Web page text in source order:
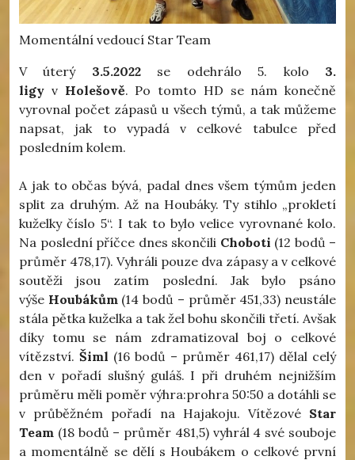
Momentální vedoucí Star Team
V úterý 3.5.2022se odehrálo 5. kolo 3.
ligy v Holešově. Po tomto HD se nám konečně
vyrovnal počet zápasů u všech týmů, a tak můžeme
napsat, jak to vypadá v celkové tabulce před
posledním kolem.
A jak to občas bývá, padal dnes všem týmům jeden
split za druhým. Až na Houbáky. Ty stihlo „prokletí
kuželky číslo 5“. I tak to bylo velice vyrovnané kolo.
Na poslední příčce dnes skončili Choboti (12 bodů –
průměr 478,17). Vyhráli pouze dva zápasy a v celkové
soutěži jsou zatím poslední. Jak bylo psáno
výše Houbákům (14 bodů – průměr 451,33) neustále
stála pětka kuželka a tak žel bohu skončili třetí. Avšak
díky tomu se nám zdramatizoval boj o celkové
vítězství. Šiml (16 bodů – průměr 461,17) dělal celý
den v pořadí slušný guláš. I při druhém nejnižším
průměru měli poměr výhra:prohra 50:50 a dotáhli se
v průběžném pořadí na Hajakoju. Vítězové Star
Team (18 bodů – průměr 481,5) vyhrál 4 své souboje
a momentálně se dělí s Houbákem o celkové první